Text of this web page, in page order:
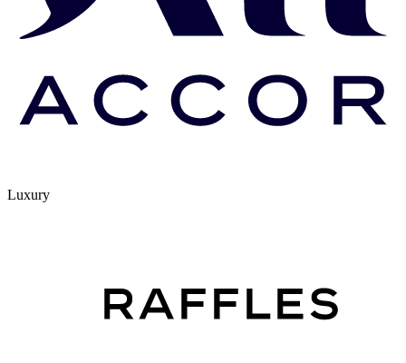
Luxury